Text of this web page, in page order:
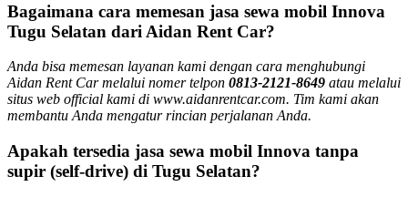
Bagaimana cara memesan jasa sewa mobil Innova
Tugu Selatan dari Aidan Rent Car?
Anda bisa memesan layanan kami dengan cara menghubungi
Aidan Rent Car melalui nomer telpon 0813-2121-8649 atau melalui
situs web official kami di www.aidanrentcar.com. Tim kami akan
membantu Anda mengatur rincian perjalanan Anda.
Apakah tersedia jasa sewa mobil Innova tanpa
supir (self-drive) di Tugu Selatan?